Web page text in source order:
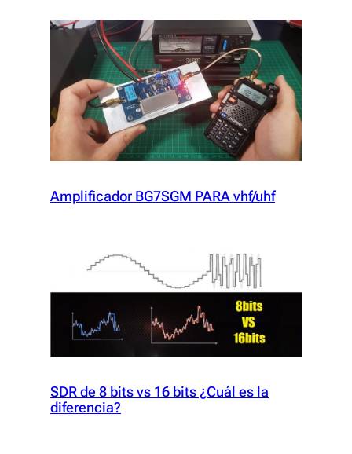
Amplificador BG7SGM PARA vhf/uhf
SDR de 8 bits vs 16 bits ¿Cuál es la
diferencia?